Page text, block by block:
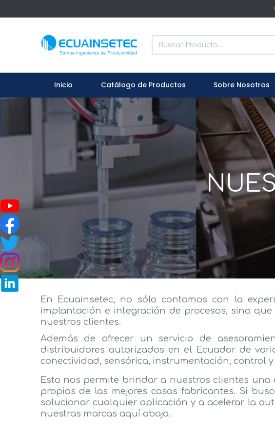
Inicio Catálogo de Productos Sobre Nosotros
En Ecuainsetec, no sólo contamos con la
implantación e integración de procesos, sino
nuestros clientes.
Además de ofrecer un servicio de
distribuidores autorizados en el Ecuador de
conectividad, sensórica, instrumentación, control
Esto nos permite brindar a nuestros clientes
propias de las mejores casas fabricantes. Si
solucionar cualquier aplicación y a acelerar la
nuestras marcas aquí abajo.